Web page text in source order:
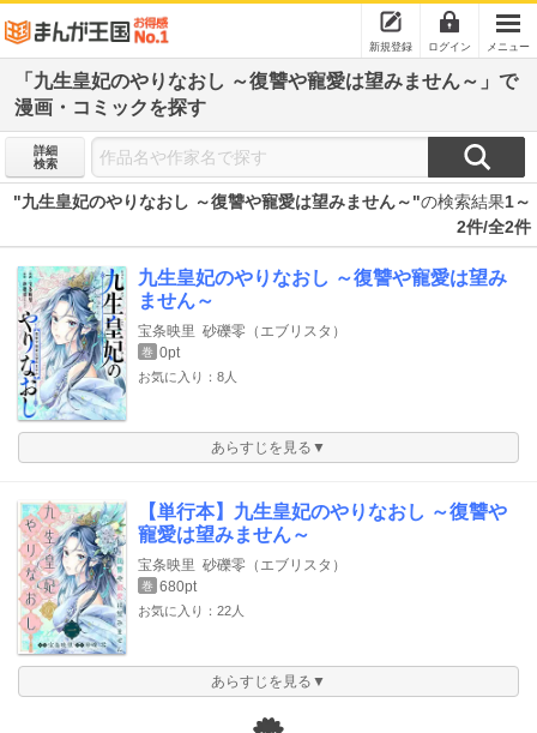
新規登録 ログイン メニュー
「九生皇妃のやりなおし ～復讐や寵愛は望みません～」で
漫画・コミックを探す
詳細
検索
"九生皇妃のやりなおし ～復讐や寵愛は望みません～"の検索結果1～
2件/全2件
九生皇妃のやりなおし ～復讐や寵愛は望み
ません～
宝条映里 砂礫零（エブリスタ）
巻 0pt
お気に入り：8人
あらすじを見る▼
【単行本】九生皇妃のやりなおし ～復讐や
寵愛は望みません～
宝条映里 砂礫零（エブリスタ）
巻 680pt
お気に入り：22人
あらすじを見る▼